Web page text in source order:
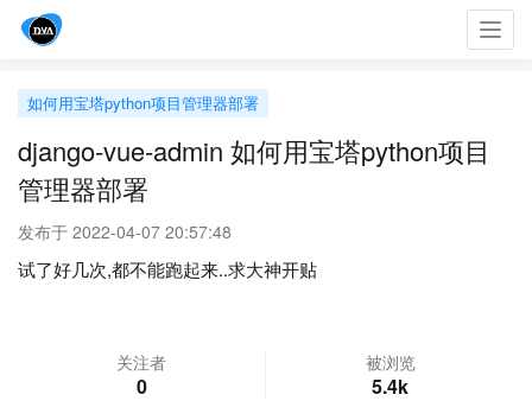
如何用宝塔python项目管理器部署
django-vue-admin 如何用宝塔python项目
管理器部署
发布于 2022-04-07 20:57:48
试了好几次,都不能跑起来..求大神开贴
关注者
0
被浏览
5.4k